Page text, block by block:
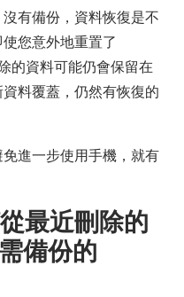
有備份，資料恢復是不
您意外地重置了
的資料可能仍會保留在
料覆蓋，仍然有恢復的
進一步使用手機，就有
最近刪除的
備份的